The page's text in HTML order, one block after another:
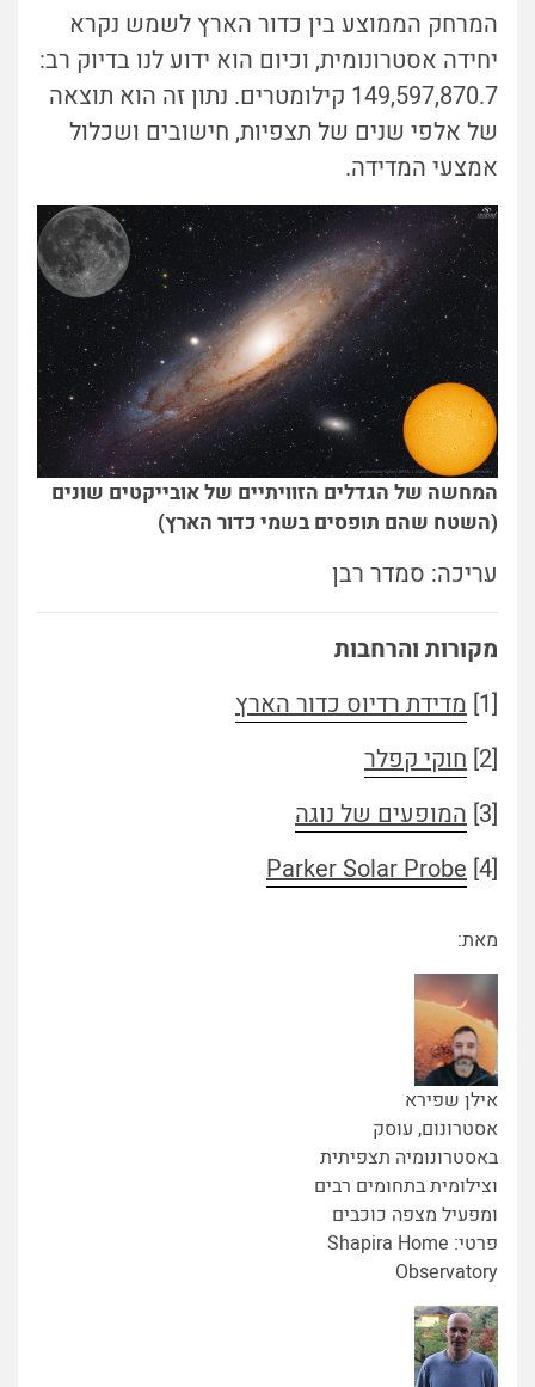
המרחק הממוצע בין כדור הארץ לשמש נקרא
יחידה אסטרונומית, וכיום הוא ידוע לנו בדיוק רב:
149,597,870.7 קילומטרים. נתון זה הוא תוצאה
של אלפי שנים של תצפיות, חישובים ושכלול
אמצעי המדידה.
המחשה של הגדלים הזוויתיים של אובייקטים שונים
(השטח שהם תופסים בשמי כדור הארץ)
עריכה: סמדר רבן
מקורות והרחבות
[1]
מדידת רדיוס כדור הארץ
[2]
חוקי קפלר
[3]
המופעים של נוגה
[4]
Parker Solar Probe
מאת:
אילן שפירא
אסטרונום, עוסק
באסטרונומיה תצפיתית
וצילומית בתחומים רבים
ומפעיל מצפה כוכבים
פרטי: Shapira Home
Observatory